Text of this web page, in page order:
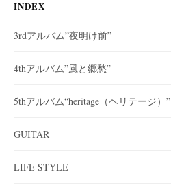
INDEX
3rdアルバム”夜明け前”
4thアルバム”風と郷愁”
5thアルバム“heritage（ヘリテージ）”
GUITAR
LIFE STYLE